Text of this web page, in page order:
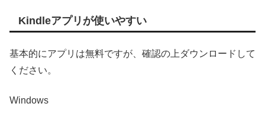
Kindleアプリが使いやすい
基本的にアプリは無料ですが、確認の上ダウンロードして
ください。
Windows